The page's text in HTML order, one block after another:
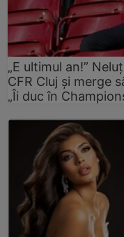
„E ultimul an!”
CFR Cluj și merge
„Îi duc în